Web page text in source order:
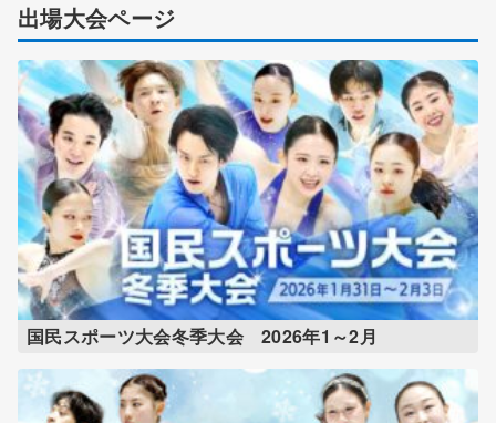
出場大会ページ
国民スポーツ大会冬季大会 2026年1～2月